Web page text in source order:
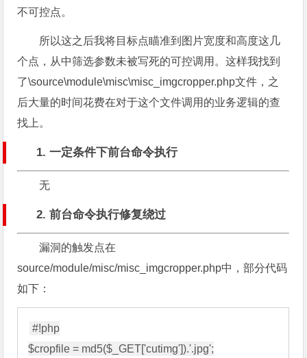
不可控点。
所以这之后我将目标点瞄准到图片宽度和高度这几
个点，从中筛选参数未被写死的可控调用。这样我找到
了\source\module\misc\misc_imgcropper.php文件，之
后大量的时间花费在对于这个文件调用的业务逻辑的查
找上。
1. 一定条件下前台命令执行
无
2. 前台命令执行修复绕过
漏洞的触发点在
source/module/misc/misc_imgcropper.php中，部分代码
如下：
#!php
$cropfile = md5($_GET['cutimg']).'.jpg';